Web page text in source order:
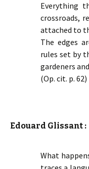
Everything
crossroads,
attached to
The edges
rules set by
gardeners
(Op. cit. p. 62)
Edouard Glissant :
What